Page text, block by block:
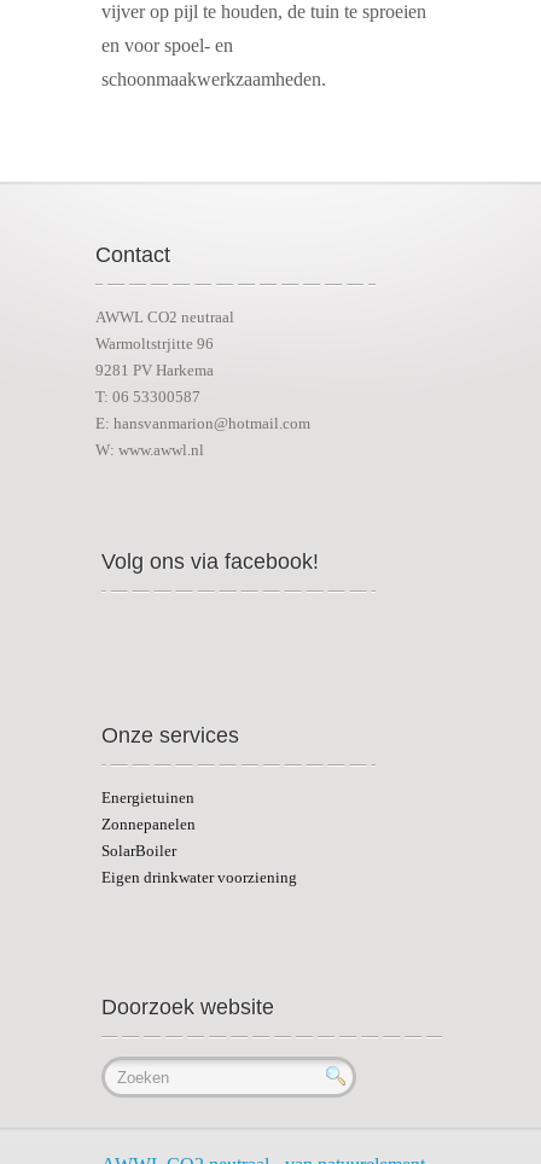
vijver op pijl te houden, de tuin te sproeien
en voor spoel- en
schoonmaakwerkzaamheden.
Contact
AWWL CO2 neutraal
Warmoltstrjitte 96
9281 PV Harkema
T: 06 53300587
E: hansvanmarion@hotmail.com
W: www.awwl.nl
Volg ons via facebook!
Onze services
Energietuinen
Zonnepanelen
SolarBoiler
Eigen drinkwater voorziening
Doorzoek website